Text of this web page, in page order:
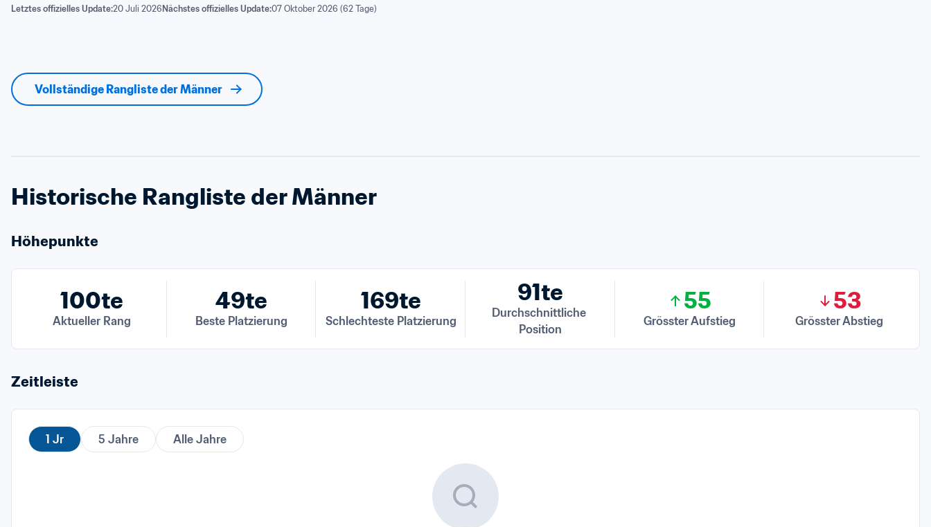
Letztes offizielles Update:20 Juli 2026 Nächstes offizielles Update:07 Oktober 2026 (62 Tage)
Vollständige Rangliste der Männer
Historische Rangliste der Männer
Höhepunkte
100te
Aktueller Rang
49te
Beste Platzierung
169te
Schlechteste Platzierung
91te
Durchschnittliche
Position
55
Grösster Aufstieg
53
Grösster Abstieg
Zeitleiste
1 Jr 5 Jahre Alle Jahre